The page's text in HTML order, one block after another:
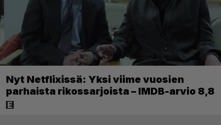
Nyt Netflixissä: Yksi viime vuosien
parhaista rikossarjoista – IMDB-arvio 8,8